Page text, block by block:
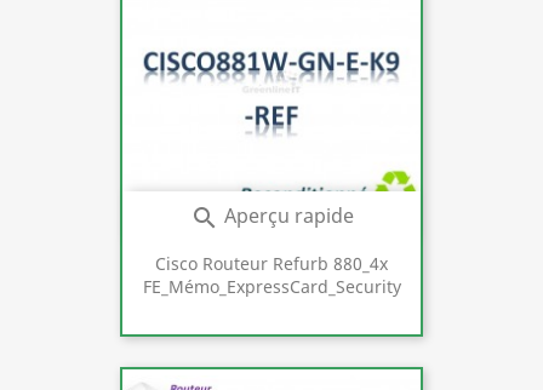
Cisco Routeur Refurb 880_4x
FE_Mémo_ExpressCard_Security
 Aperçu rapide